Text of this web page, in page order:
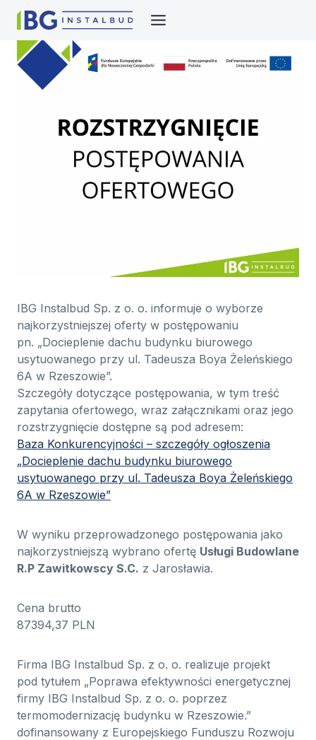
Przejdź
treści
IBG Instalbud Sp. z o. o. informuje o wyborze
najkorzystniejszej oferty w postępowaniu
pn. „Docieplenie dachu budynku biurowego
usytuowanego przy ul. Tadeusza Boya Żeleńskiego
6A w Rzeszowie”.
Szczegóły dotyczące postępowania, w tym treść
zapytania ofertowego, wraz załącznikami oraz jego
rozstrzygnięcie dostępne są pod adresem:
Baza Konkurencyjności – szczegóły ogłoszenia
„Docieplenie dachu budynku biurowego
usytuowanego przy ul. Tadeusza Boya Żeleńskiego
6A w Rzeszowie”
W wyniku przeprowadzonego postępowania jako
najkorzystniejszą wybrano ofertę Usługi Budowlane
R.P Zawitkowscy S.C. z Jarosławia.
Cena brutto
87394,37 PLN
Firma IBG Instalbud Sp. z o. o. realizuje projekt
pod tytułem „Poprawa efektywności energetycznej
firmy IBG Instalbud Sp. z o. o. poprzez
termomodernizację budynku w Rzeszowie.”
dofinansowany z Europejskiego Funduszu Rozwoju